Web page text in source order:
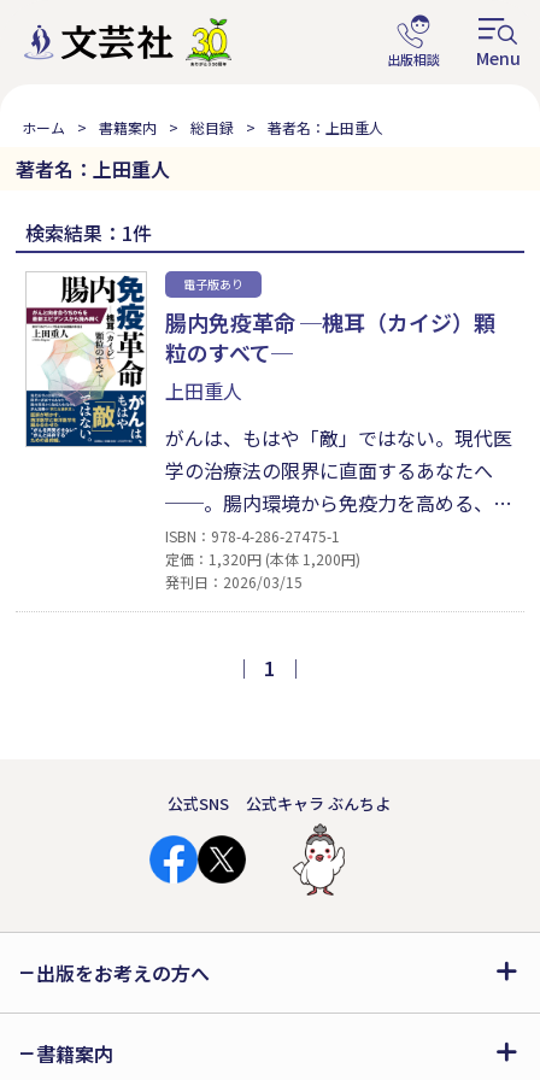
ホーム 書籍案内 総目録 著者名：上田重人
著者名：上田重人
検索結果：1件
電子版あり
腸内免疫革命 ─槐耳（カイジ）顆
粒のすべて─
上田重人
がんは、もはや「敵」ではない。現代医
学の治療法の限界に直面するあなたへ
──。腸内環境から免疫力を高める、が
ん治療の「新たな選択肢」。医師が明か
す、西洋医学と東洋医学を組み合わせ
た“がんを再発させない”“がんと共存す
がんへの意外な力。その中でも特に「カ
ISBN：978-4-286-27475-1
定価：1,320円 (本体 1,200円)
発刊日：2026/03/15
｜ 1 ｜
公式SNS 公式キャラ ぶんちよ
出版をお考えの方へ
書籍案内